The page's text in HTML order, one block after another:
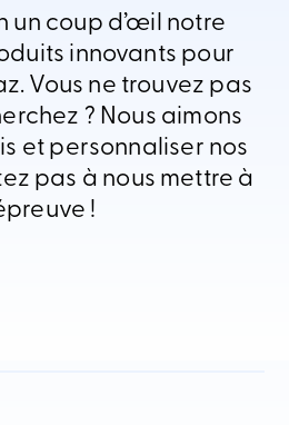
CONTACT
un coup d’œil notre
innovants pour
Vous ne trouvez pas
? Nous aimons
et personnaliser nos
pas à nous mettre à
!